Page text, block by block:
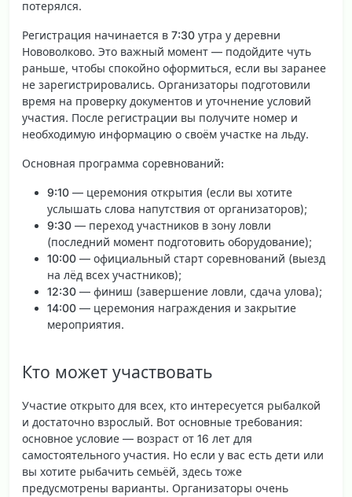
потерялся.
Регистрация начинается в 7:30 утра у деревни
Нововолково. Это важный момент — подойдите чуть
раньше, чтобы спокойно оформиться, если вы заранее
не зарегистрировались. Организаторы подготовили
время на проверку документов и уточнение условий
участия. После регистрации вы получите номер и
необходимую информацию о своём участке на льду.
Основная программа соревнований:
9:10 — церемония открытия (если вы хотите
услышать слова напутствия от организаторов);
9:30 — переход участников в зону ловли
(последний момент подготовить оборудование);
10:00 — официальный старт соревнований (выезд
на лёд всех участников);
12:30 — финиш (завершение ловли, сдача улова);
14:00 — церемония награждения и закрытие
мероприятия.
Кто может участвовать
Участие открыто для всех, кто интересуется рыбалкой
и достаточно взрослый. Вот основные требования:
основное условие — возраст от 16 лет для
самостоятельного участия. Но если у вас есть дети или
вы хотите рыбачить семьёй, здесь тоже
предусмотрены варианты. Организаторы очень